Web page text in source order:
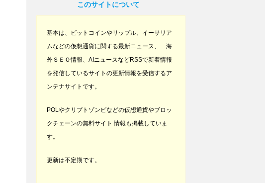
このサイトについて
基本は、ビットコインやリップル、イーサリア
ムなどの仮想通貨に関する最新ニュース、 海
外ＳＥＯ情報、AIニュースなどRSSで新着情報
を発信しているサイトの更新情報を受信するア
ンテナサイトです。
POLやクリプトゾンビなどの仮想通貨やブロッ
クチェーンの無料サイト 情報も掲載していま
す。
更新は不定期です。